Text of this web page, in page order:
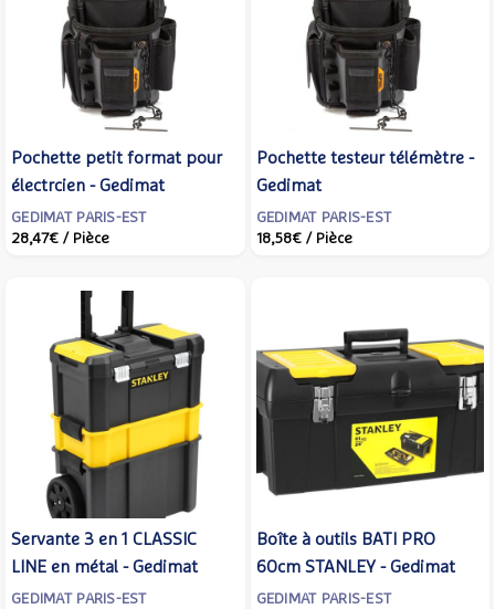
Pochette petit format pour
électrcien - Gedimat
GEDIMAT PARIS-EST
28,47€ / Pièce
Pochette testeur télémètre -
Gedimat
GEDIMAT PARIS-EST
18,58€ / Pièce
Servante 3 en 1 CLASSIC
LINE en métal - Gedimat
GEDIMAT PARIS-EST
Boîte à outils BATI PRO
60cm STANLEY - Gedimat
GEDIMAT PARIS-EST